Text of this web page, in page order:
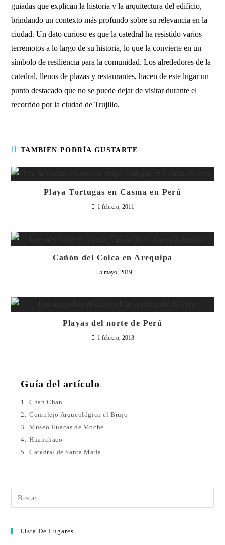
guiadas que explican la historia y la arquitectura del edificio,
brindando un contexto más profundo sobre su relevancia en la
ciudad. Un dato curioso es que la catedral ha resistido varios
terremotos a lo largo de su historia, lo que la convierte en un
símbolo de resiliencia para la comunidad. Los alrededores de la
catedral, llenos de plazas y restaurantes, hacen de este lugar un
punto destacado que no se puede dejar de visitar durante el
recorrido por la ciudad de Trujillo.
TAMBIÉN PODRÍA GUSTARTE
Playa Tortugas en Casma en Perú
1 febrero, 2011
Cañón del Colca en Arequipa
5 mayo, 2019
Playas del norte de Perú
1 febrero, 2013
Guía del artículo
1. Chan Chan
2. Complejo Arqueológico el Brujo
3. Museo Huacas de Moche
4. Huanchaco
5. Catedral de Santa María
Lista De Lugares